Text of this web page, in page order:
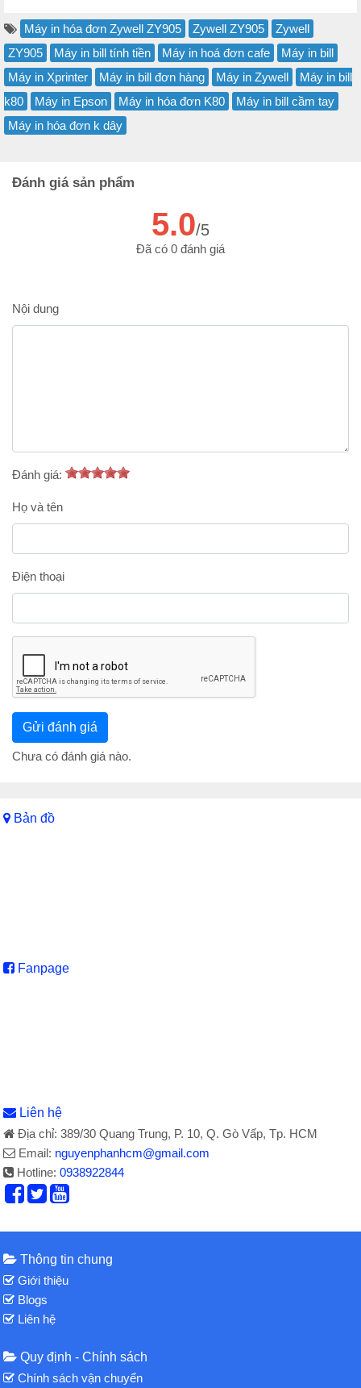
Máy in hóa đơn Zywell ZY905 Zywell ZY905
Zywell
ZY905
Máy in bill tính tiền Máy in hoá đơn cafe
Máy in bill
Máy in Xprinter
Máy in bill đơn hàng Máy in Zywell
Máy in bill
k80
Máy in Epson Máy in hóa đơn K80
Máy in bill cầm tay
Máy in hóa đơn k dây
Đánh giá sản phẩm
5.0/5
Đã có 0 đánh giá
Nội dung
Đánh giá:
Họ và tên
Điện thoại
Chưa có đánh giá nào.
Bản đồ
Fanpage
Liên hệ
Địa chỉ: 389/30 Quang Trung, P. 10, Q. Gò Vấp, Tp. HCM
Email: nguyenphanhcm@gmail.com
Hotline:0938922844
Thông tin chung
Giới thiệu
Blogs
Liên hệ
Quy định - Chính sách
Chính sách vận chuyển